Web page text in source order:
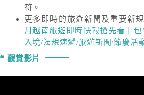
符。
更多即時的旅遊新聞及重要新規
月越南旅遊即時快報搶先看｜
入境/法規速遞/旅遊新聞/節慶活
觀賞影片